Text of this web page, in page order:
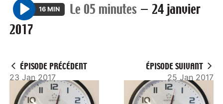
P
l
16 MIN Le 05 minutes — 24 janvier
2017
ÉPISODE PRÉCÉDENT
23 Jan 2017
ÉPISODE SUIVANT
25 Jan 2017